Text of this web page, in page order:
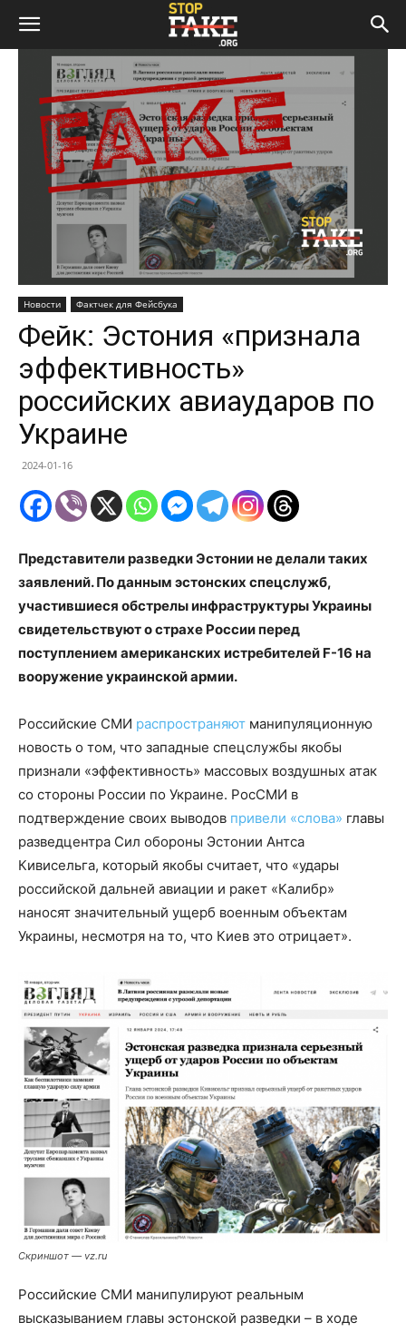
Новости Фактчек для Фейсбука
Фейк: Эстония «признала
эффективность»
российских авиаударов по
Украине
2024-01-16
Представители разведки Эстонии не делали таких
заявлений. По данным эстонских спецслужб,
участившиеся обстрелы инфраструктуры Украины
свидетельствуют о страхе России перед
поступлением американских истребителей F-16 на
вооружение украинской армии.
Российские СМИ распространяют манипуляционную
новость о том, что западные спецслужбы якобы
признали «эффективность» массовых воздушных атак
со стороны России по Украине. РосСМИ в
подтверждение своих выводов привели «слова» главы
разведцентра Сил обороны Эстонии Антса
Кивисельга, который якобы считает, что «удары
российской дальней авиации и ракет «Калибр»
наносят значительный ущерб военным объектам
Украины, несмотря на то, что Киев это отрицает».
Скриншот — vz.ru
Российские СМИ манипулируют реальным
высказыванием главы эстонской разведки – в ходе